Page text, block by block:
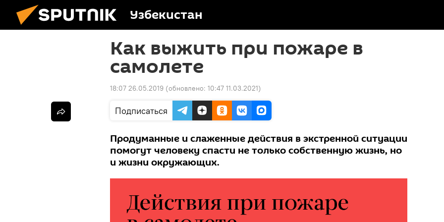
Узбекистан
Как выжить при пожаре в
самолете
18:07 26.05.2019 (обновлено: 10:47 11.03.2021)
Подписаться
Продуманные и слаженные действия в экстренной ситуации
помогут человеку спасти не только собственную жизнь, но
и жизни окружающих.